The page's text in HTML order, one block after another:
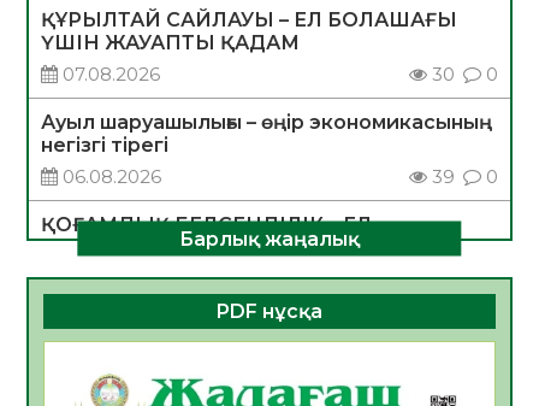
ҚҰРЫЛТАЙ САЙЛАУЫ – ЕЛ БОЛАШАҒЫ
ҮШІН ЖАУАПТЫ ҚАДАМ
07.08.2026
30 0
Ауыл шаруашылығы – өңір экономикасының
негізгі тірегі
06.08.2026
39 0
ҚОҒАМДЫҚ БЕЛСЕНДІЛІК – ЕЛ
ДАМУЫНЫҢ НЕГІЗІ
06.08.2026
36 0
ҚҰРЫЛТАЙ САЙЛАУЫ – БОЛАШАҚҚА
06.08.2026
Барлық жаңалық
PDF нұсқа